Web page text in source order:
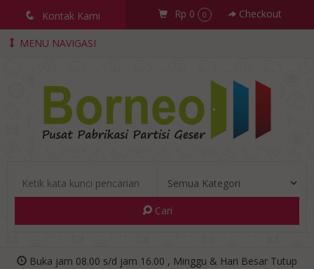
q Kontak Kami Rp 0 0 Checkout
MENU NAVIGASI
Cari
Buka jam 08.00 s/d jam 16.00 , Minggu & Hari Besar Tutup